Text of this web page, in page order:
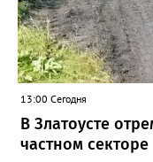
13:00 Сегодня
В Златоусте
частном секторе